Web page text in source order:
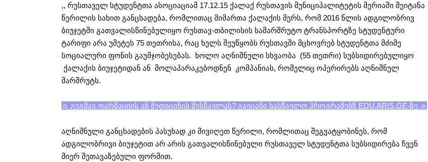
,, რუსთაველ სტუდენტთა ასოციაციამ 17.12.15 ქალაქ რუსთავის მუნიციპალიტეტის მერიაში შეიტანა
წერილის სახით განცხადება, რომლითაც მიმართა ქალაქის მერს, რომ 2016 წლის ადგილობრივ
ბიუჯეტში გათვალისწინებულიყო რუსთავ-თბილისის სამარშრუტო ტრანსპორტზე სტუდენტური
ტარიფი არა უმეტეს 75 თეთრისა, რაც ხელს შეუწყობს რუსთავში მცხოვრებ სტუდენტთა მძიმე
სოციალური ფონის გაუმჯობესებას. ხოლო აღნიშნული სხვაობა (55 თეთრი) სუბსიდირებულიყო
ქალაქის ბიუჯეტიდან ან მოლაპარაკებოდნენ კომპანიას, რომელიც ოპერირებს აღნიშნულ
მარშრუტს.
☼ გეგმავ ფარმაციის ან მედიცინის შესწავლას? გაეცანი სასწავლო პროგრამებზ EDU.ARIS.GE-ზე ☼
აღნიშნული განცხადების პასუხად კი მივიღეთ წერილი, რომლითაც შეგვატყობინეს, რომ
ადგილობრივი ბიუჯეტით არ არის გათვალისწინებული რუსთაველ სტუდენტთა სუბსიდირება ჩვენ
მიერ შეთავაზებული ფორმით.